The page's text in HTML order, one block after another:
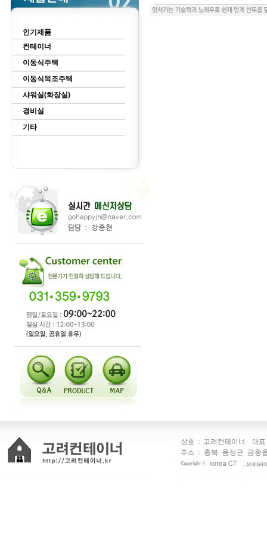
인기제품
컨테이너
이동식주택
이동식목조주택
샤워실(화장실)
경비실
기타